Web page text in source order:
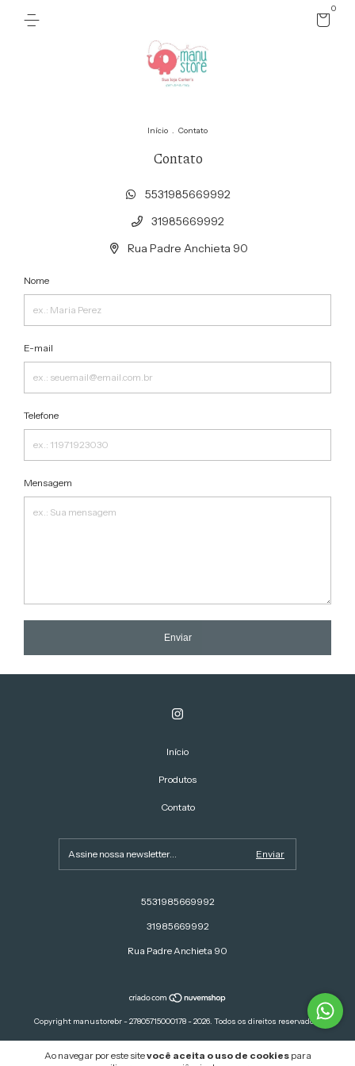
0
Ao navegar por este sitevocê aceita o uso de cookiespara
Início . Contato
Contato
5531985669992
31985669992
Rua Padre Anchieta 90
Nome
E-mail
Telefone
Mensagem
Enviar
Início
Produtos
Contato
5531985669992
31985669992
Rua Padre Anchieta 90
Copyright manustorebr - 27805715000178 - 2026. Todos os direitos reservados.